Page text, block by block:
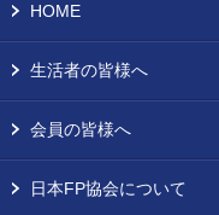
HOME
生活者の皆様へ
会員の皆様へ
日本FP協会について